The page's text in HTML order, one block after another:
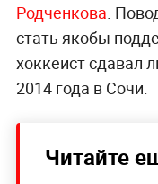
Родченкова .
стать якобы
хоккеист сдавал
2014 года в Сочи.
Читайте